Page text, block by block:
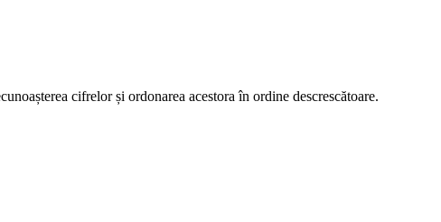
cifrelor și ordonarea acestora în ordine descrescătoare.